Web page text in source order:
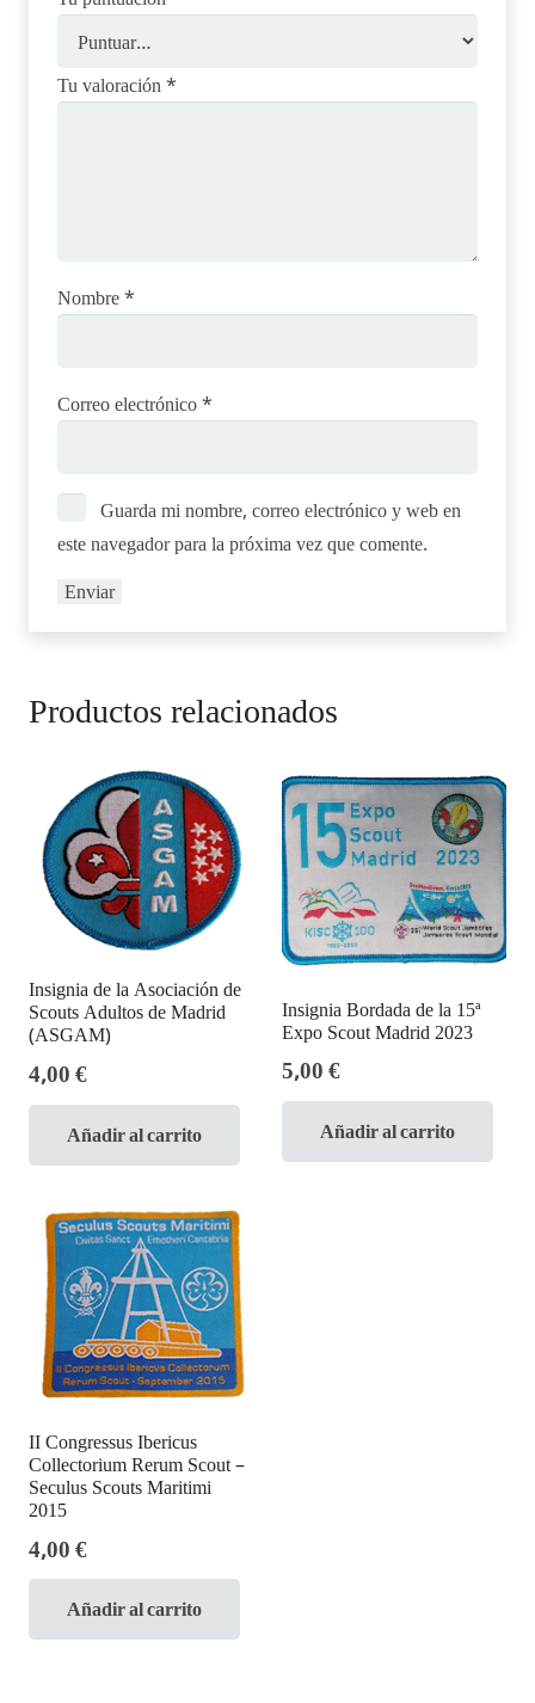
Tu valoración*
Nombre*
Correo electrónico*
Guarda mi nombre, correo electrónico y web en
este navegador para la próxima vez que comente.
Productos relacionados
Insignia de la Asociación de
Scouts Adultos de Madrid
(ASGAM)
4,00€
Añadir al carrito
Insignia Bordada de la 15ª
Expo Scout Madrid 2023
5,00€
Añadir al carrito
II Congressus Ibericus
Collectorium Rerum Scout –
Seculus Scouts Maritimi
2015
4,00€
Añadir al carrito